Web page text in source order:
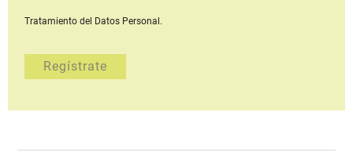
Tratamiento del Datos Personal.